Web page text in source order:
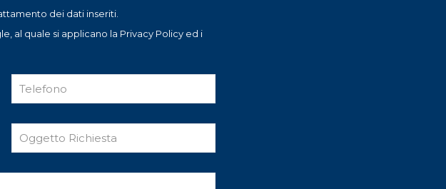
dei dati inseriti.
al quale si applicano la Privacy Policy ed i